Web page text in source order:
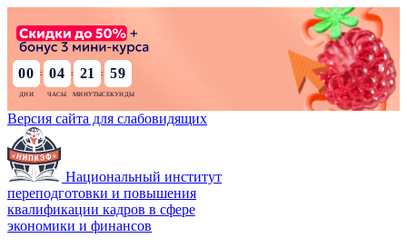
00 : 04 : 21 : 58
Версия сайта для слабовидящих
Национальный институт
переподготовки и повышения
квалификации кадров в сфере
экономики и финансов